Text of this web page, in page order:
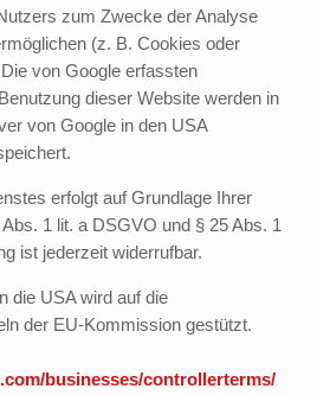
zum Zwecke der Analyse
(z. B. Cookies oder
von Google erfassten
dieser Website werden in
von Google in den USA
erfolgt auf Grundlage Ihrer
1 lit. a DSGVO und § 25 Abs. 1
ist jederzeit widerrufbar.
die USA wird auf die
der EU-Kommission gestützt.
businesses/controllerterms/